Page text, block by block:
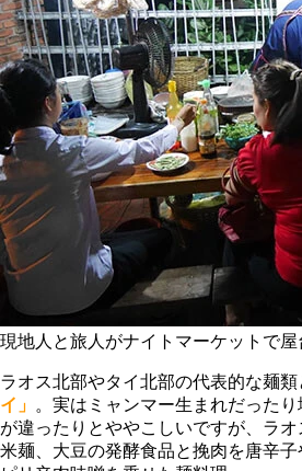
現地人と旅人がナイトマーケットで
ラオス北部やタイ北部の代表的な麺
イ」 。実はミャンマー生まれだった
が違ったりとややこしいですが、ラ
米麺、大豆の発酵食品と挽肉を唐辛